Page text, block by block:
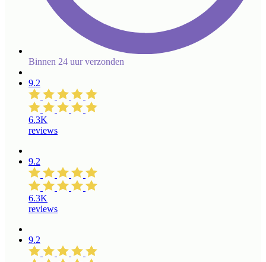
Binnen 24 uur verzonden
9.2
6.3K
reviews
9.2
6.3K
reviews
9.2